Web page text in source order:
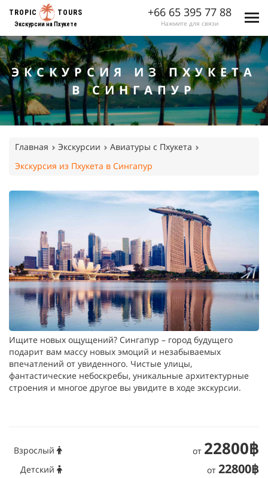
TROPIC TOURS
Экскурсии на Пхукете
+66 65 395 77 88
Нажмите для связи
ЭКСКУРСИЯ ИЗ ПХУКЕТА
В СИНГАПУР
Главная Экскурсии
Авиатуры с Пхукета
Экскурсия из Пхукета в Сингапур
Ищите новых ощущений? Сингапур – город будущего
подарит вам массу новых эмоций и незабываемых
впечатлений от увиденного. Чистые улицы,
фантастические небоскребы, уникальные архитектурные
строения и многое другое вы увидите в ходе экскурсии.
Взрослый
Детский
от 22800฿
от 22800฿